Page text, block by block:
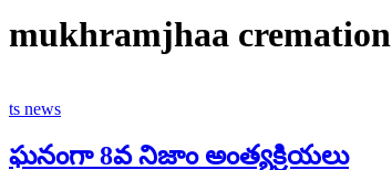
mukhramjhaa cremation
ts news
ఘనంగా 8వ నిజాం అంత్యక్రియలు